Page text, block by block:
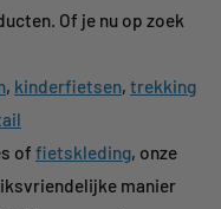
Of je nu op zoek
, kinderfietsen, trekking
of fietskleding, onze
manier